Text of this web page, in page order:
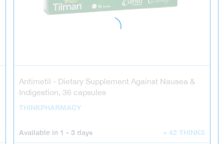
Antimetil - Dietary Supplement Against Nausea &
Indigestion, 36 capsules
THINKPHARMACY
Available in 1 - 3 days + 42 THINKS